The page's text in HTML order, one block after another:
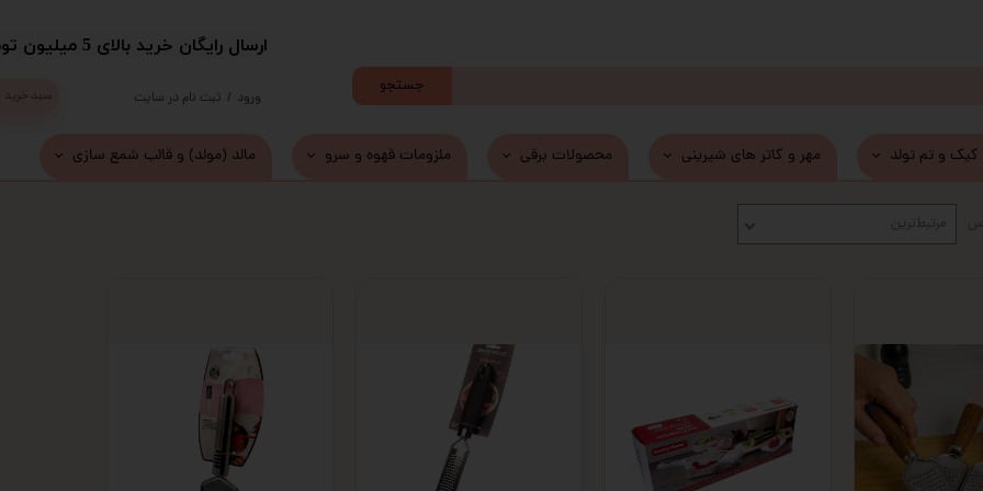
جستجو سبد خرید ورود / ثبت نام در سایت
حساب کاربری من
کیک و تم تولد مهر و کاتر های شیرینی محصولات برقی ملزومات قهوه و سرو مالد (مولد) و قالب شمع سازی
​ارسال رایگان خرید بالای 5 میلیون تومان با پست
مرتبط‌ترین